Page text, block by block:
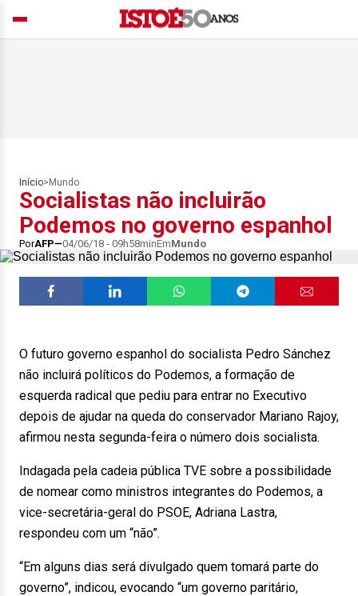
Início> Mundo
Socialistas não incluirão
Podemos no governo espanhol
PorAFP 04/06/18 - 09h58minEmMundo
O futuro governo espanhol do socialista Pedro Sánchez
não incluirá políticos do Podemos, a formação de
esquerda radical que pediu para entrar no Executivo
depois de ajudar na queda do conservador Mariano Rajoy,
afirmou nesta segunda-feira o número dois socialista.
Indagada pela cadeia pública TVE sobre a possibilidade
de nomear como ministros integrantes do Podemos, a
vice-secretária-geral do PSOE, Adriana Lastra,
respondeu com um “não”.
“Em alguns dias será divulgado quem tomará parte do
governo”, indicou, evocando “um governo paritário,